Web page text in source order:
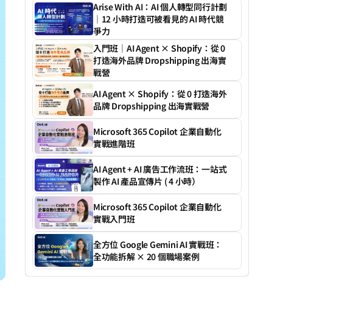
Arise With AI：AI 個人轉型同行計劃
｜12 小時打造可被看見的 AI 時代競
爭力
入門班｜AI Agent × Shopify：從 0
打造海外品牌 Dropshipping 出海實
戰營
AI Agent × Shopify：從 0 打造海外
品牌 Dropshipping 出海實戰營
Microsoft 365 Copilot 企業自動化
實戰進階班
AI Agent + AI 廣告工作流班：一站式
製作 AI 產品宣傳片 ( 4 小時）
Microsoft 365 Copilot 企業自動化
實戰入門班
全方位 Google Gemini AI 實戰班：
全功能拆解 × 20 個職場案例